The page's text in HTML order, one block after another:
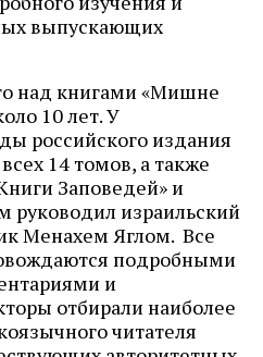
выпускающих
над книгами «Мишне
10 лет. У
российского издания
14 томов, а также
Заповедей» и
руководил израильский
Менахем Яглом. Все
подробными
и
отбирали наиболее
читателя